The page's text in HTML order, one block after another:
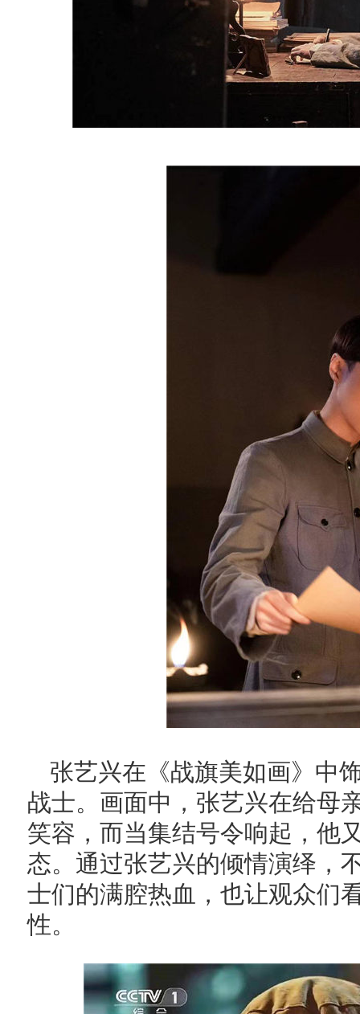
张艺兴在《战旗美如画》中
战士。画面中，张艺兴在给母
笑容，而当集结号令响起，他
态。通过张艺兴的倾情演绎，
士们的满腔热血，也让观众们
性。